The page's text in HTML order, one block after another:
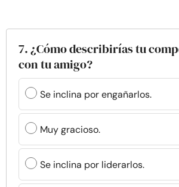
7. ¿Cómo describirías tu
con tu amigo?
Se inclina por engañarlos.
Muy gracioso.
Se inclina por liderarlos.